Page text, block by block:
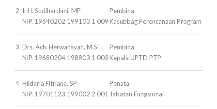
2 Ir.H. Sudihardani, MP
NIP. 19640202 199103 1 009
Pembina
Kasubbag Perencanaan Program
3 Drs. Ach. Herwansyah, M.Si
NIP. 19680204 198803 1 003
Pembina
Kepala UPTD PTP
4 Hildaria Fitriana, SP
NIP. 19701123 199002 2 001
Penata
Jabatan Fungsional